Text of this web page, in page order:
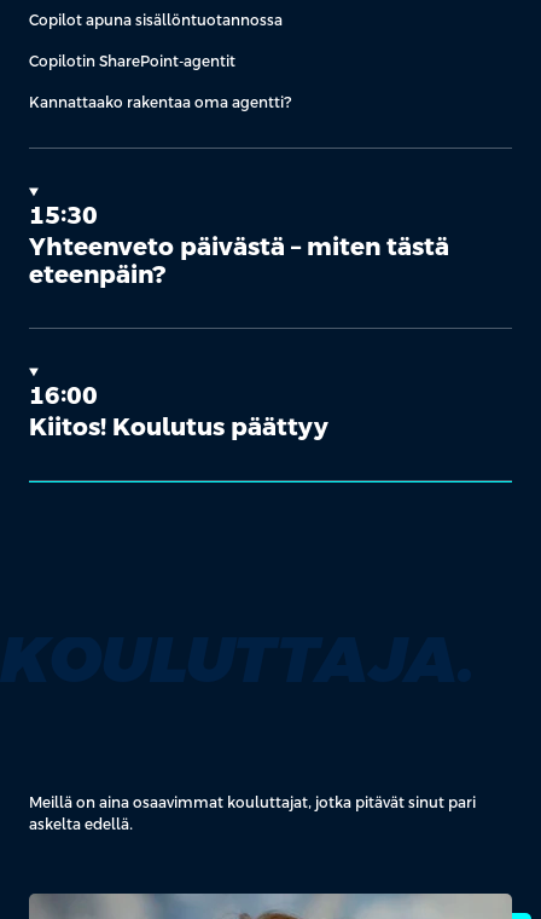
Copilot apuna sisällöntuotannossa
Copilotin SharePoint-agentit
Kannattaako rakentaa oma agentti?
15:30
Yhteenveto päivästä – miten tästä
eteenpäin?
16:00
Kiitos! Koulutus päättyy
Meillä on aina osaavimmat kouluttajat, jotka pitävät sinut pari
askelta edellä.